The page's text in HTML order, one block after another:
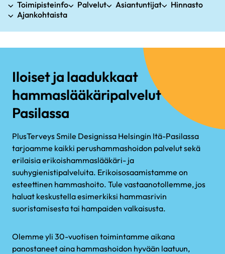
Toimipisteinfo Palvelut Asiantuntijat
Hinnasto
Ajankohtaista
Iloiset ja laadukkaat
hammaslääkäripalvelut
Pasilassa
PlusTerveys Smile Designissa Helsingin Itä-Pasilassa
tarjoamme kaikki perushammashoidon palvelut sekä
erilaisia erikoishammaslääkäri- ja
suuhygienistipalveluita. Erikoisosaamistamme on
esteettinen hammashoito. Tule vastaanotollemme, jos
haluat keskustella esimerkiksi hammasrivin
suoristamisesta tai hampaiden valkaisusta.
Olemme yli 30-vuotisen toimintamme aikana
panostaneet aina hammashoidon hyvään laatuun,